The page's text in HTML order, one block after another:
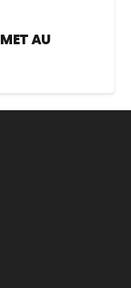
AU